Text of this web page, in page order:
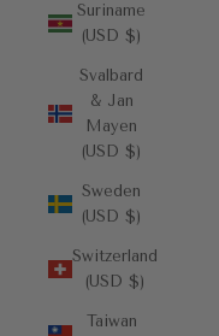
Suriname
(USD $)
Svalbard
& Jan
Mayen
(USD $)
Sweden
(USD $)
Switzerland
(USD $)
Taiwan